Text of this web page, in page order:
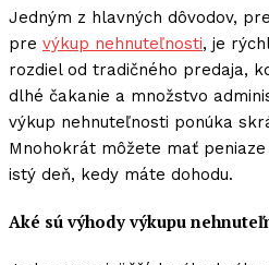
Jedným z hlavných dôvodov,
pre výkup nehnuteľnosti, je
rozdiel od tradičného predaja,
dlhé čakanie a množstvo
výkup nehnuteľnosti ponúka
Mnohokrát môžete mať
istý deň, kedy máte dohodu.
Aké sú výhody výkupu